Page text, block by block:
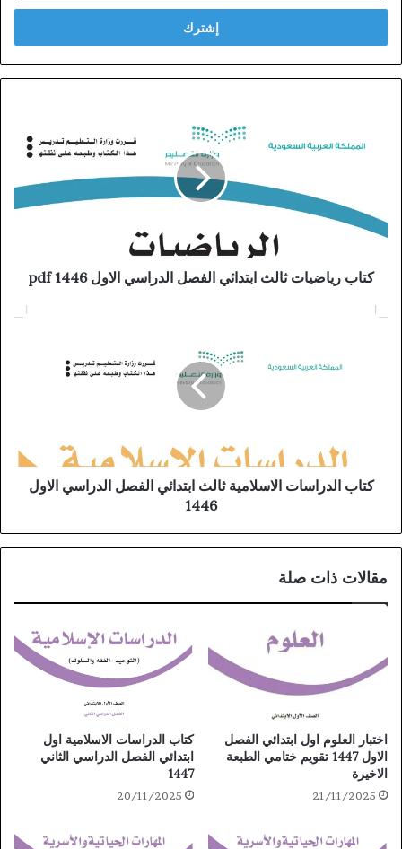
الإلكتروني
كتاب رياضيات ثالث ابتدائي الفصل الدراسي الاول 1446 pdf
كتاب الدراسات الاسلامية ثالث ابتدائي الفصل الدراسي الاول
1446
مقالات ذات صلة
اختبار العلوم اول ابتدائي الفصل
الاول 1447 تقويم ختامي الطبعة
الاخيرة
21/11/2025
كتاب الدراسات الاسلامية اول
ابتدائي الفصل الدراسي الثاني
1447
20/11/2025